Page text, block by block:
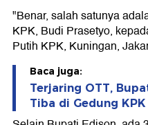
"Benar, salah satunya
KPK, Budi Prasetyo,
Putih KPK, Kuningan,
Baca juga:
Terjaring OTT,
Tiba di Gedung KPK